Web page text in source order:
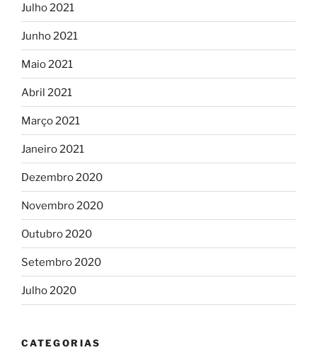
Julho 2021
Junho 2021
Maio 2021
Abril 2021
Março 2021
Janeiro 2021
Dezembro 2020
Novembro 2020
Outubro 2020
Setembro 2020
Julho 2020
CATEGORIAS